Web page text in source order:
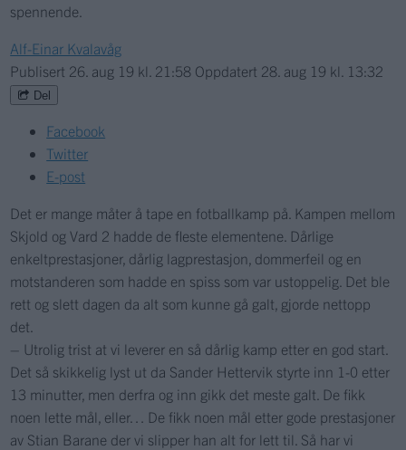
spennende.
Alf-Einar Kvalavåg
Publisert 26. aug 19 kl. 21:58 Oppdatert 28. aug 19 kl. 13:32
Del
Facebook
Twitter
E-post
Det er mange måter å tape en fotballkamp på. Kampen mellom
Skjold og Vard 2 hadde de fleste elementene. Dårlige
enkeltprestasjoner, dårlig lagprestasjon, dommerfeil og en
motstanderen som hadde en spiss som var ustoppelig. Det ble
rett og slett dagen da alt som kunne gå galt, gjorde nettopp
det.
– Utrolig trist at vi leverer en så dårlig kamp etter en god start.
Det så skikkelig lyst ut da Sander Hettervik styrte inn 1-0 etter
13 minutter, men derfra og inn gikk det meste galt. De fikk
noen lette mål, eller… De fikk noen mål etter gode prestasjoner
av Stian Barane der vi slipper han alt for lett til. Så har vi